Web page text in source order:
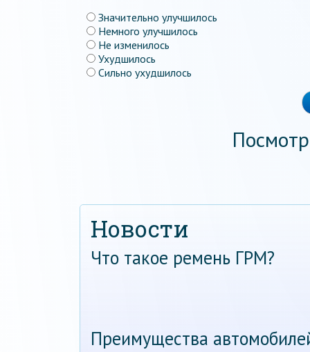
Значительно улучшилось
Немного улучшилось
Не изменилось
Ухудшилось
Сильно ухудшилось
Новости
Что такое ремень ГРМ?
Преимущества